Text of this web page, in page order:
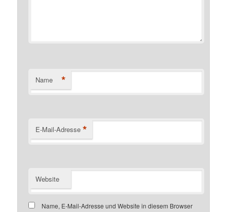
Name *
E-Mail-Adresse *
Website
Name, E-Mail-Adresse und Website in diesem Browser